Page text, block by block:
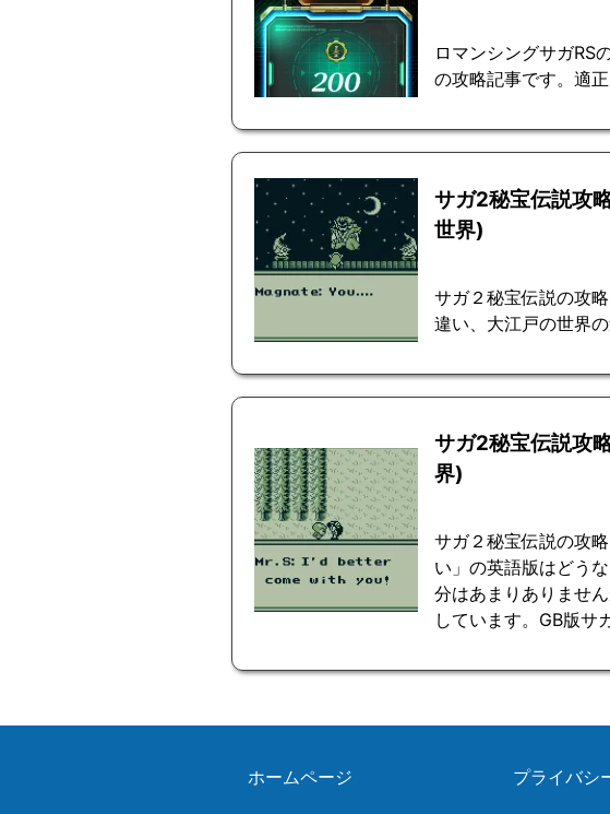
ロマンシングサガRS
の攻略記事です。適
サガ2秘宝伝説攻
世界)
サガ２秘宝伝説の攻
違い、大江戸の世界
サガ2秘宝伝説攻
界)
サガ２秘宝伝説の攻
い」の英語版はどう
分はあまりありませ
しています。GB版サ
ホームページ プライバシ